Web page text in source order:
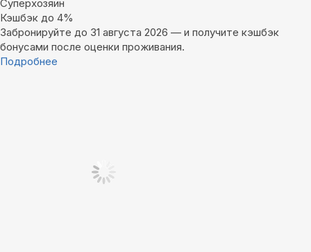
Суперхозяин
Кэшбэк до 4%
Забронируйте до 31 августа 2026 — и получите кэшбэк
бонусами после оценки проживания.
Подробнее